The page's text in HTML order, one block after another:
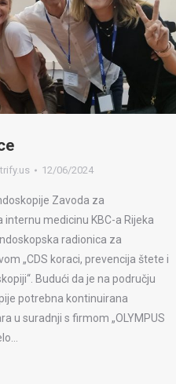
12/06/2024
Zavoda za
medicinu KBC-a Rijeka
radionica za
„CDS koraci, prevencija štete i
Budući da je na području
potrebna kontinuirana
u suradnji s firmom „OLYMPUS